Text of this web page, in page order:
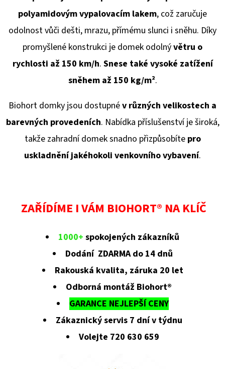
polyamidovým vypalovacím lakem, což zaručuje
odolnost vůči dešti, mrazu, přímému slunci i sněhu. Díky
promyšlené konstrukci je domek odolnývětru o
rychlosti až 150 km/h. Snese také vysoké zatížení
sněhem až 150 kg/m².
Biohort domky jsou dostupnév různých velikostech a
barevných provedeních. Nabídka příslušenství je široká,
takže zahradní domek snadno přizpůsobíte pro
uskladnění jakéhokoli venkovního vybavení.
ZAŘÍDÍME I VÁM BIOHORT® NA KLÍČ
1000+ spokojených zákazníků
Dodání ZDARMA do 14 dnů
Rakouská kvalita, záruka 20 let
Odborná montáž Biohort®
GARANCE NEJLEPŠÍ CENY
Zákaznický servis 7 dní v týdnu
Volejte 720 630 659